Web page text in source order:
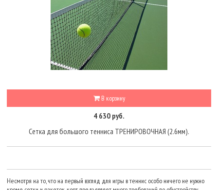
В корзину
4 630 руб.
Сетка для большого тенниса ТРЕНИРОВОЧНАЯ (2.6мм).
Несмотря на то, что на первый взгляд для игры в теннис особо ничего не нужно